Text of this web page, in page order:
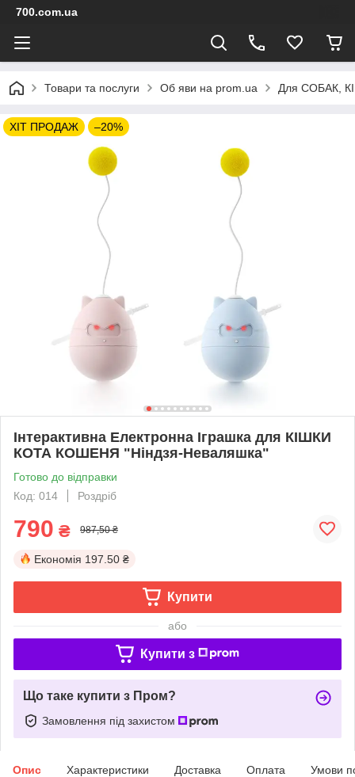
700.com.ua
Товари та послуги Об яви на prom.ua Для СОБАК,
ХІТ ПРОДАЖ –20%
Інтерактивна Електронна Іграшка для КІШКИ
КОТА КОШЕНЯ "Ніндзя-Неваляшка"
Готово до відправки
Код: 014
Роздріб
790 ₴ 987,50 ₴
Економія 197.50 ₴
Купити
або
Купити з
Що таке купити з Пром?
Замовлення під захистом
Опис Характеристики Доставка Оплата Умови